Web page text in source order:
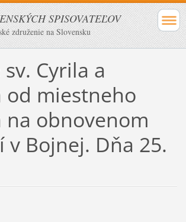
SPISOVATEĽOV
združenie na Slovensku
Cyrila a
od miestneho
na obnovenom
v Bojnej. Dňa 25.